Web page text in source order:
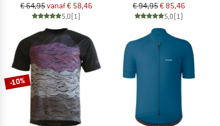
€ 64,95vanaf € 58,46
5,0(1)
€ 94,95€ 85,46
5,0(1)
-10%